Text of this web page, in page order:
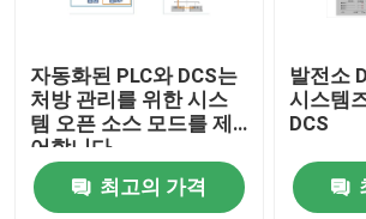
자동화된 PLC와 DCS는
처방 관리를 위한 시스
템 오픈 소스 모드를 제
어합니다
최고의 가격
발전소
시스템
DCS